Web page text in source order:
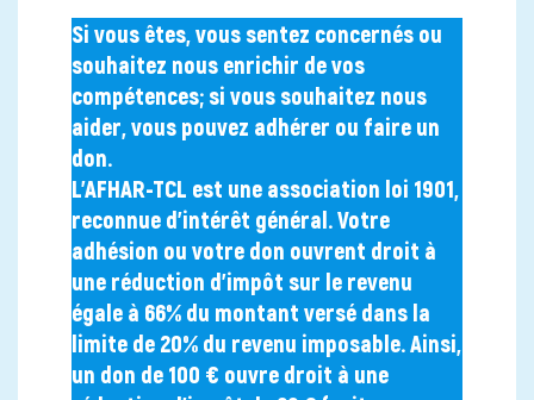
Si vous êtes, vous sentez concernés ou
souhaitez nous enrichir de vos
compétences; si vous souhaitez nous
aider, vous pouvez adhérer ou faire un
don.
L’AFHAR-TCL est une association loi 1901,
reconnue d’intérêt général. Votre
adhésion ou votre don ouvrent droit à
une réduction d’impôt sur le revenu
égale à 66% du montant versé dans la
limite de 20% du revenu imposable. Ainsi,
un don de 100 € ouvre droit à une